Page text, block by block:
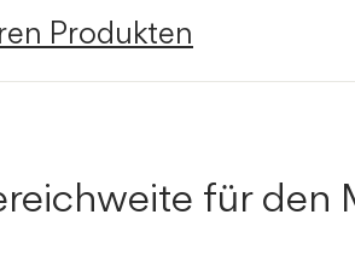
Produkten
für den